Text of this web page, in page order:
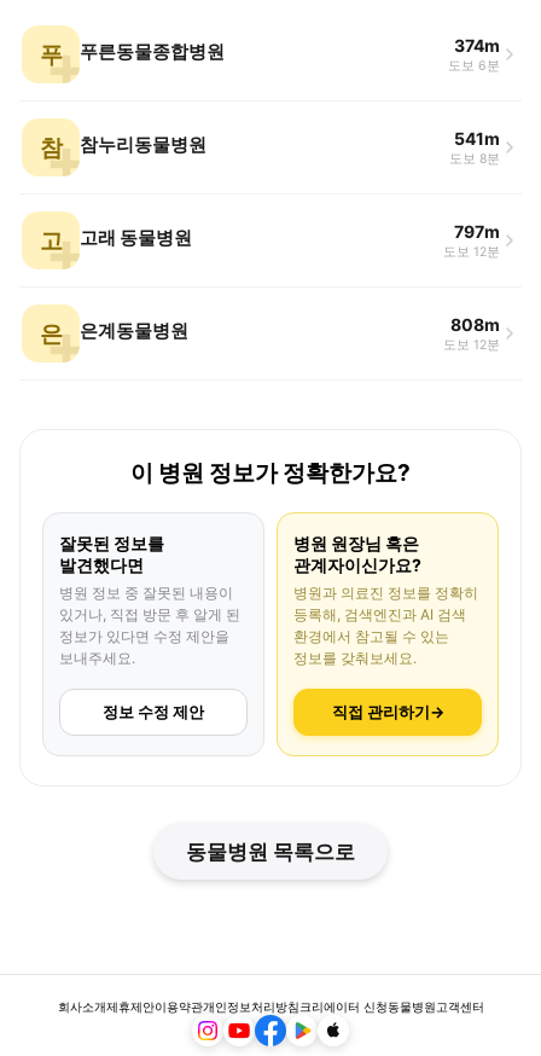
푸 푸른동물종합병원 374m
도보 6분
참 참누리동물병원 541m
도보 8분
고 고래 동물병원 797m
도보 12분
은 은계동물병원 808m
도보 12분
이 병원 정보가 정확한가요?
잘못된 정보를
발견했다면
병원 정보 중 잘못된 내용이
있거나, 직접 방문 후 알게 된
정보가 있다면 수정 제안을
보내주세요.
정보 수정 제안
병원 원장님 혹은
관계자이신가요?
병원과 의료진 정보를 정확히
등록해, 검색엔진과 AI 검색
환경에서 참고될 수 있는
정보를 갖춰보세요.
직접 관리하기→
동물병원 목록으로
회사소개제휴제안이용약관개인정보처리방침크리에이터 신청동물병원고객센터